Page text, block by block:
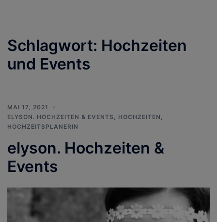
Schlagwort: Hochzeiten
und Events
MAI 17, 2021
ELYSON. HOCHZEITEN & EVENTS
HOCHZEITEN
HOCHZEITSPLANERIN
elyson. Hochzeiten &
Events